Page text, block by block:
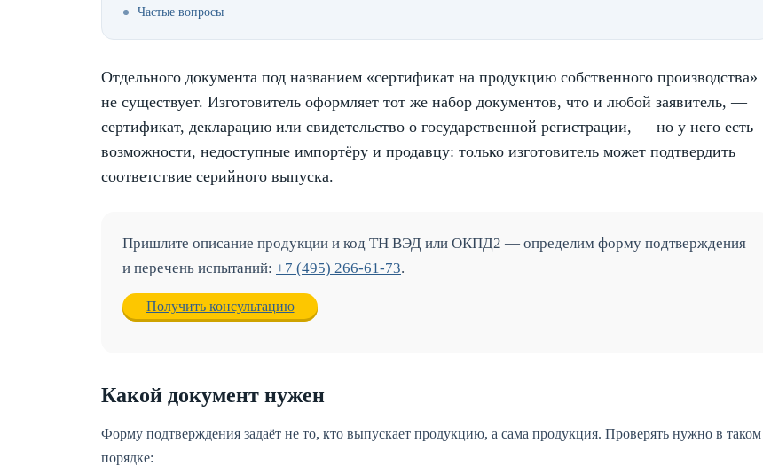
Частые вопросы
Отдельного документа под названием «сертификат на продукцию собственного производства»
не существует. Изготовитель оформляет тот же набор документов, что и любой заявитель, —
сертификат, декларацию или свидетельство о государственной регистрации, — но у него есть
возможности, недоступные импортёру и продавцу: только изготовитель может подтвердить
соответствие серийного выпуска.
Пришлите описание продукции и код ТН ВЭД или ОКПД2 — определим форму подтверждения
и перечень испытаний: +7 (495) 266-61-73.
Получить консультацию
Какой документ нужен
Форму подтверждения задаёт не то, кто выпускает продукцию, а сама продукция. Проверять нужно в таком
порядке: